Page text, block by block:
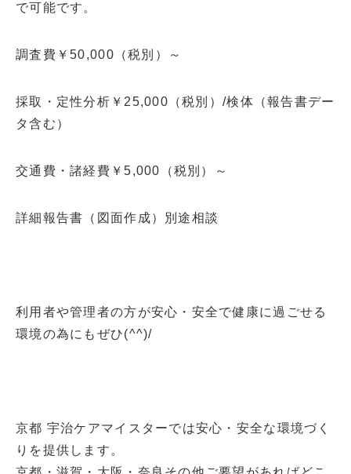
で可能です。
調査費￥50,000（税別）～
採取・定性分析￥25,000（税別）/検体（報告書デー
タ含む）
交通費・諸経費￥5,000（税別）～
詳細報告書（図面作成）別途相談
利用者や管理者の方が安心・安全で健康に過ごせる
環境の為にもぜひ(^^)/
京都 宇治ケアマイスターでは安心・安全な環境づく
りを提供します。